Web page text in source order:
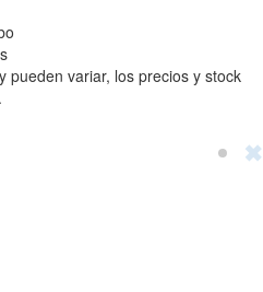
pueden variar, los precios y stock
✖